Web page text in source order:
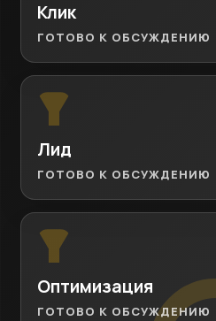
Клик
ГОТОВО К ОБСУЖДЕНИЮ
Лид
ГОТОВО К ОБСУЖДЕНИЮ
Оптимизация
ГОТОВО К ОБСУЖДЕНИЮ